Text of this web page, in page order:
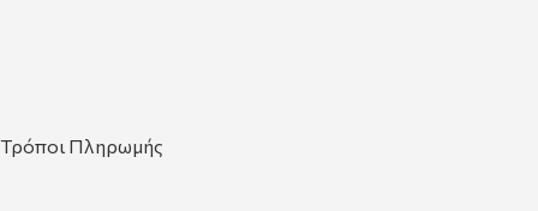
Τρόποι Πληρωμής